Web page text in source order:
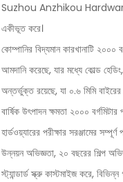
Suzhou Anzhikou Hardware
একীভূত করে।
কোম্পানির বিদ্যমান কারখানাটি ২০০০
আমদানি করেছে, যার মধ্যে কোল্ড
অন্তর্ভুক্ত রয়েছে, যা ০.৬ মিমি বাইরের
বার্ষিক উৎপাদন ক্ষমতা ২০০০ বর্গমিটার
হার্ডওয়্যারের পরীক্ষার সরঞ্জামের
উন্নয়ন অভিজ্ঞতা, ২০ বছরের শিল্প
স্ট্যান্ডার্ড স্ক্রু কাস্টমাইজ করে,